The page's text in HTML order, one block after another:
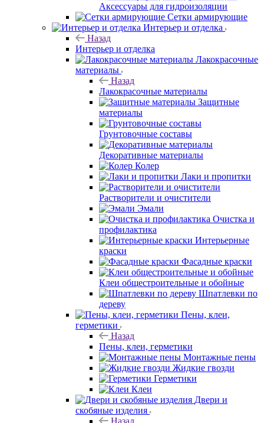
Аксессуары для гидроизоляции
Сетки армирующие
Интерьер и отделка
Назад
Интерьер и отделка
Лакокрасочные
материалы
Назад
Лакокрасочные материалы
Защитные
материалы
Грунтовочные составы
Декоративные материалы
Колер
Лаки и пропитки
Растворители и очистители
Эмали
Очистка и
профилактика
Интерьерные
краски
Фасадные краски
Клеи общестроительные и обойные
Шпатлевки по
дереву
Пены, клеи,
герметики
Назад
Пены, клеи, герметики
Монтажные пены
Жидкие гвозди
Герметики
Клеи
Двери и
скобяные изделия
Назад